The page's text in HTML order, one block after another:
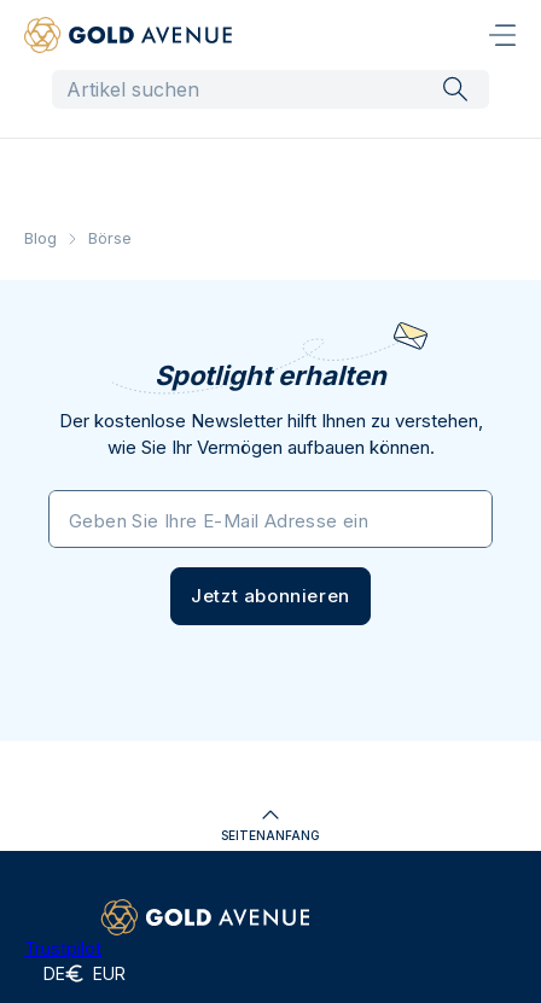
Blog Börse
Spotlight erhalten
Der kostenlose Newsletter hilft Ihnen zu verstehen,
wie Sie Ihr Vermögen aufbauen können.
Geben Sie Ihre E-Mail Adresse ein
Jetzt abonnieren
SEITENANFANG
Trustpilot
DE EUR